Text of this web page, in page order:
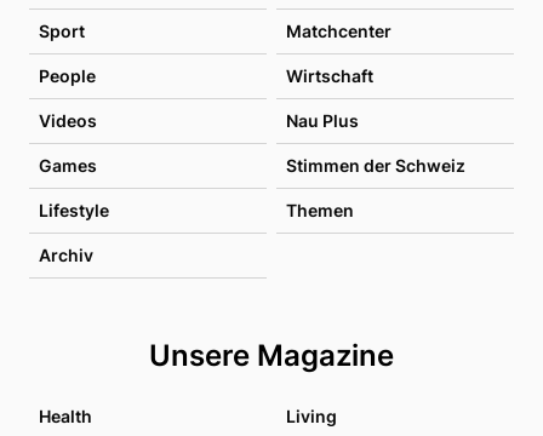
Sport Matchcenter
People Wirtschaft
Videos Nau Plus
Games Stimmen der Schweiz
Lifestyle Themen
Archiv
Unsere Magazine
Health Living